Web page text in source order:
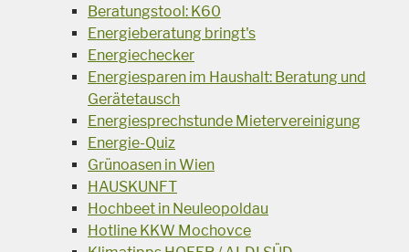
Beratungstool: K60
Energieberatung bringt's
Energiechecker
Energiesparen im Haushalt: Beratung und
Gerätetausch
Energiesprechstunde Mietervereinigung
Energie-Quiz
Grünoasen in Wien
HAUSKUNFT
Hochbeet in Neuleopoldau
Hotline KKW Mochovce